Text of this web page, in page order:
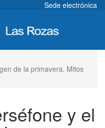
Sede electrónica
de la primavera. Mitos
y el